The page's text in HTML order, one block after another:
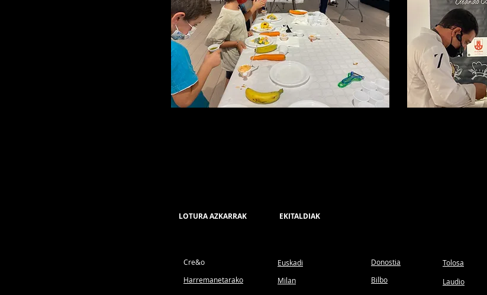
LOTURA AZKARRAK EKITALDIAK
Cre&o
Harremanetarako
Euskadi
Milan
Donostia
Bilbo
Tolosa
Laudio